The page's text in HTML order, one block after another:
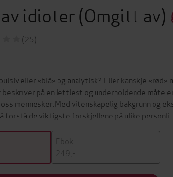
idioter(Omgitt av)
(25)
eller «blå» og analytisk? Eller kanskje
på en lettlest og underholdende måte
mennesker.Med vitenskapelig bakgrunn og
forstå de viktigste forskjellene på ulike personli…
Ebok
249,-